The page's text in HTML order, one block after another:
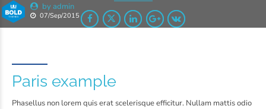
by admin
07/Sep/2015
Paris example
Phasellus non lorem quis erat scelerisque efficitur. Nullam mattis odio